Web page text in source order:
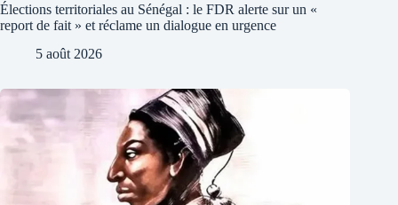
Élections territoriales au Sénégal : le FDR alerte sur un «
report de fait » et réclame un dialogue en urgence
5 août 2026